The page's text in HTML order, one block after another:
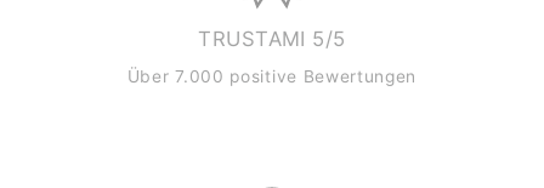
TRUSTAMI 5/5
Über 7.000 positive Bewertungen